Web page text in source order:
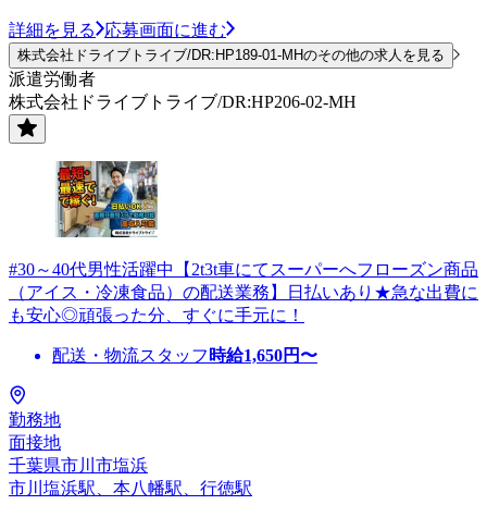
詳細を見る 応募画面に進む
株式会社ドライブトライブ/DR:HP189-01-MHのその他の求人を見る
派遣労働者
株式会社ドライブトライブ/DR:HP206-02-MH
#30～40代男性活躍中【2t3t車にてスーパーへフローズン商品
（アイス・冷凍食品）の配送業務】日払いあり★急な出費に
も安心◎頑張った分、すぐに手元に！
配送・物流スタッフ 時給1,650円〜
勤務地
面接地
千葉県市川市塩浜
市川塩浜駅、本八幡駅、行徳駅